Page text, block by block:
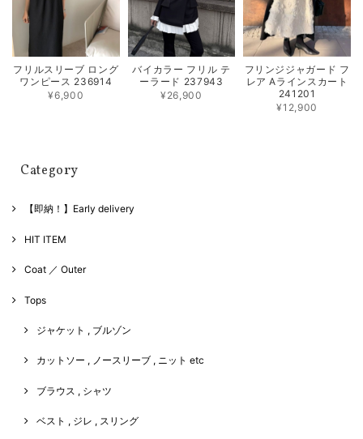
フリルスリーブ ロング
ワンピース 236914
¥6,900
バイカラー フリル テ
ーラード 237943
¥26,900
フリンジジャガード フ
レア Aラインスカート
241201
¥12,900
Category
【即納！】Early delivery
HIT ITEM
Coat ／ Outer
Tops
ジャケット , ブルゾン
カットソー , ノースリーブ , ニット etc
ブラウス , シャツ
ベスト , ジレ , スリング